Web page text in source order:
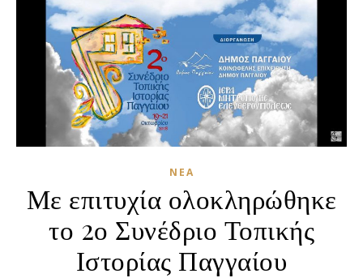
ΝΈΑ
Με επιτυχία ολοκληρώθηκε
το 2ο Συνέδριο Τοπικής
Ιστορίας Παγγαίου